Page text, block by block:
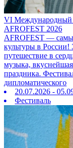
VI Международный
AFROFEST 2026
AFROFEST —
культуры в
путешествие в
музыка,
праздника.
дипломатического
20.07.2026 -
Фестиваль